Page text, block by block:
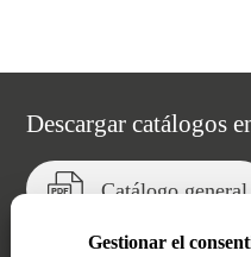
Descargar catálogos
Catálogo general
Gestionar el